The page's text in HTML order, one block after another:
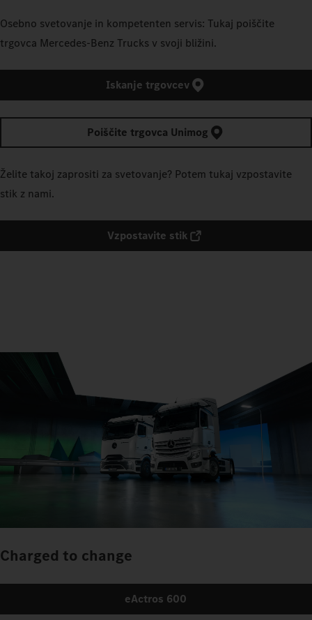
Osebno svetovanje in kompetenten servis: Tukaj poiščite
trgovca Mercedes‑Benz Trucks v svoji bližini.
Iskanje trgovcev
Poiščite trgovca Unimog
Želite takoj zaprositi za svetovanje? Potem tukaj vzpostavite
stik z nami.
Vzpostavite stik
Charged to change
eActros 600